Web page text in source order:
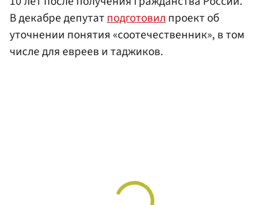
В декабре депутатподготовилпроект об
уточнении понятия «соотечественник», в том
числе для евреев и таджиков.